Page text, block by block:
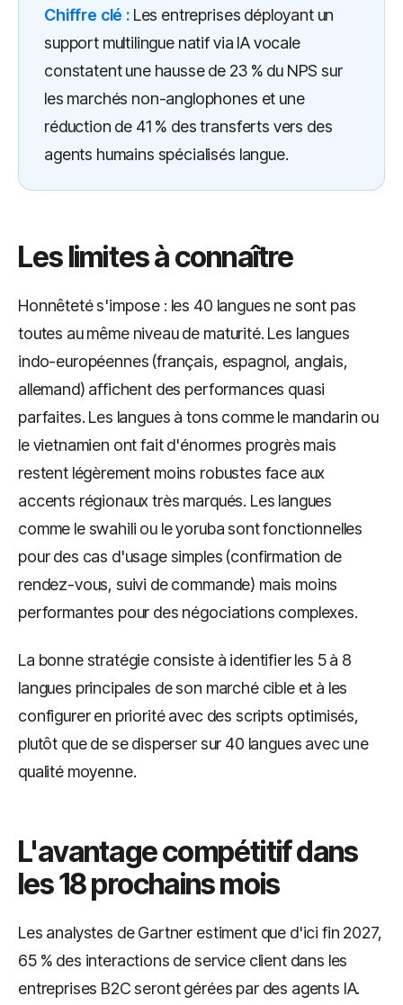
Chiffre clé :Les entreprises déployant un
support multilingue natif via IA vocale
constatent une hausse de 23 % du NPS sur
les marchés non-anglophones et une
réduction de 41 % des transferts vers des
agents humains spécialisés langue.
Les limites à connaître
Honnêteté s'impose : les 40 langues ne sont pas
toutes au même niveau de maturité. Les langues
indo-européennes (français, espagnol, anglais,
allemand) affichent des performances quasi
parfaites. Les langues à tons comme le mandarin ou
le vietnamien ont fait d'énormes progrès mais
restent légèrement moins robustes face aux
accents régionaux très marqués. Les langues
comme le swahili ou le yoruba sont fonctionnelles
pour des cas d'usage simples (confirmation de
rendez-vous, suivi de commande) mais moins
performantes pour des négociations complexes.
La bonne stratégie consiste à identifier les 5 à 8
langues principales de son marché cible et à les
configurer en priorité avec des scripts optimisés,
plutôt que de se disperser sur 40 langues avec une
qualité moyenne.
L'avantage compétitif dans
les 18 prochains mois
Les analystes de Gartner estiment que d'ici fin 2027,
65 % des interactions de service client dans les
entreprises B2C seront gérées par des agents IA.